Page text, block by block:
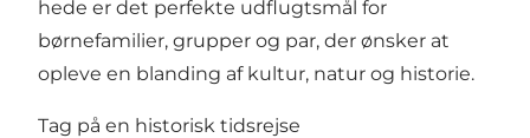
hede er det perfekte udflugtsmål for
børnefamilier, grupper og par, der ønsker at
opleve en blanding af kultur, natur og historie.
Tag på en historisk tidsrejse